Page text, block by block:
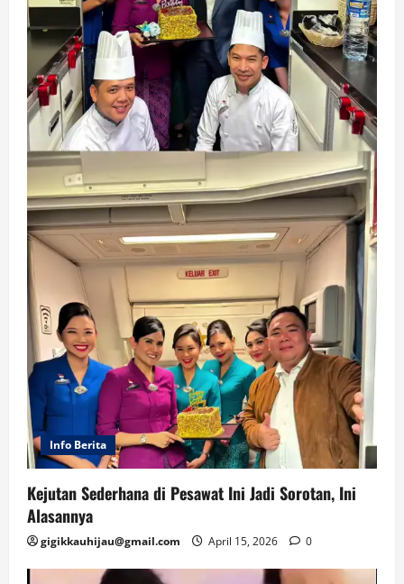
Info Berita
Kejutan Sederhana di Pesawat Ini Jadi Sorotan, Ini
Alasannya
gigikkauhijau@gmail.com April 15, 2026 0